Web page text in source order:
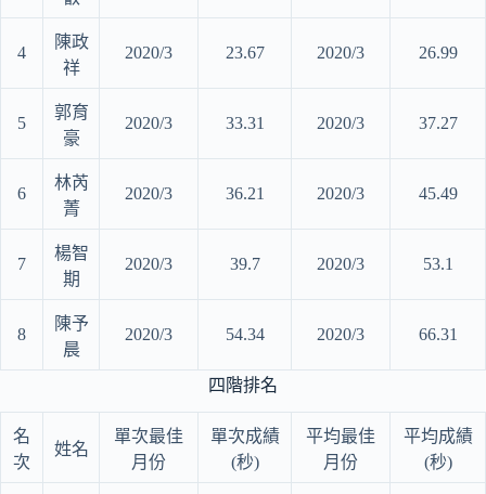
4
陳政
祥
2020/3 23.67 2020/3 26.99
5
郭育
豪
2020/3 33.31 2020/3 37.27
6
林芮
菁
2020/3 36.21 2020/3 45.49
7
楊智
期
2020/3 39.7 2020/3 53.1
8
陳予
晨
2020/3 54.34 2020/3 66.31
四階排名
名
次
姓名
單次最佳
月份
單次成績
(秒)
平均最佳
月份
平均成績
(秒)